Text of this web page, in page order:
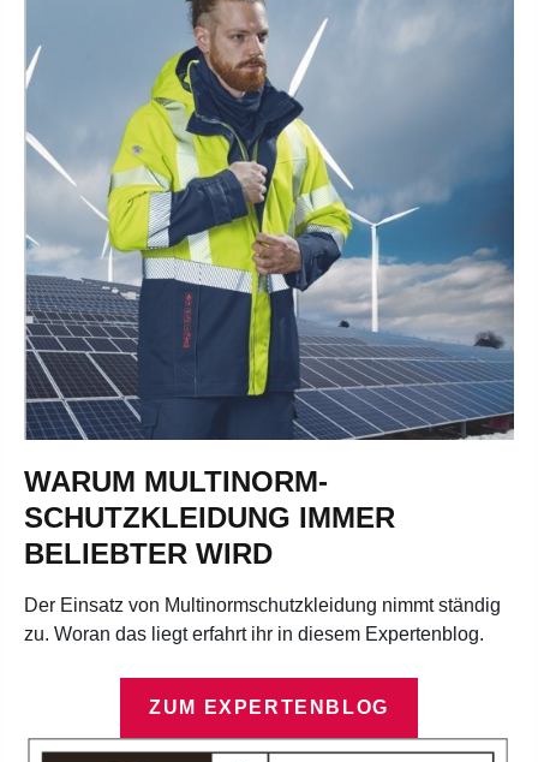
WARUM MULTINORM-
SCHUTZKLEIDUNG IMMER
BELIEBTER WIRD
Der Einsatz von Multinormschutzkleidung nimmt ständig
zu. Woran das liegt erfahrt ihr in diesem Expertenblog.
ZUM EXPERTENBLOG